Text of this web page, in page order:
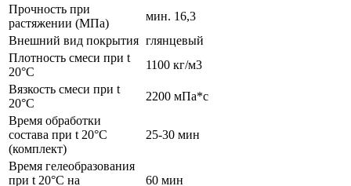
Прочность при
растяжении (МПа)
мин. 16,3
Внешний вид покрытия глянцевый
Плотность смеси при t
20°C
1100 кг/м3
Вязкость смеси при t
20°С
2200 мПа*с
Время обработки
состава при t 20°C
(комплект)
25-30 мин
Время гелеобразования
при t 20°C на
60 мин